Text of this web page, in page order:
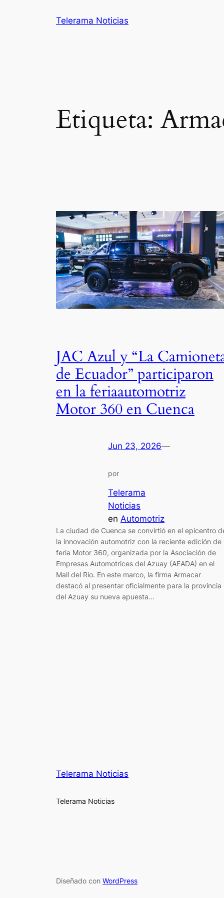
Telerama Noticias
Etiqueta:
JAC Azul y “La
de Ecuador” participaron
en la feriaautomotriz
Motor 360 en Cuenca
Jun 23, 2026—
por
Telerama
Noticias
en Automotriz
La ciudad de Cuenca se convirtió en el epicentro
la innovación automotriz con la reciente edición de
feria Motor 360, organizada por la Asociación de
Empresas Automotrices del Azuay (AEADA) en el
Mall del Río. En este marco, la firma Armacar
destacó al presentar oficialmente para la provincia
del Azuay su nueva apuesta…
Telerama Noticias
Telerama Noticias
Diseñado con WordPress